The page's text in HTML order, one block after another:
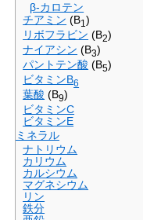
β-カロテン
チアミン (B1 )
リボフラビン (B2)
ナイアシン (B3)
パントテン酸 (B5)
ビタミンB6
葉酸 (B9)
ビタミンC
ビタミンE
ミネラル
ナトリウム
カリウム
カルシウム
マグネシウム
リン
鉄分